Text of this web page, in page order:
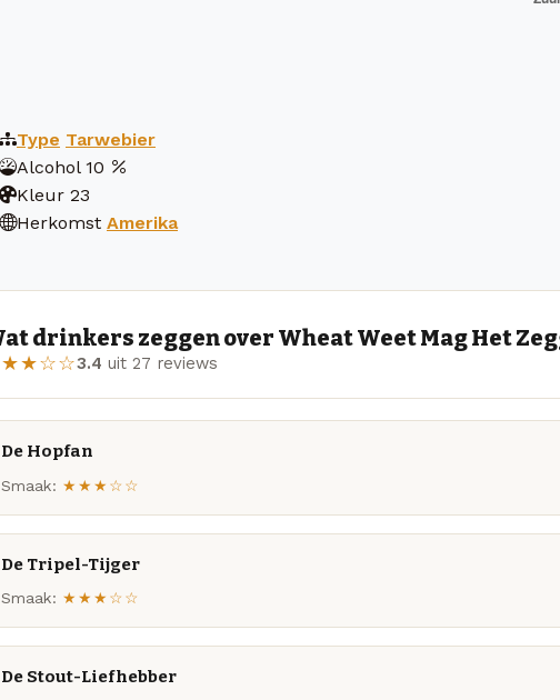
Type Tarwebier
Alcohol 10
Kleur 23
Herkomst Amerika
drinkers zeggen over Wheat Weet Mag Het
3.4 uit 27 reviews
De Hopfan
Smaak: ★★★☆☆
De Tripel-Tijger
Smaak: ★★★☆☆
De Stout-Liefhebber